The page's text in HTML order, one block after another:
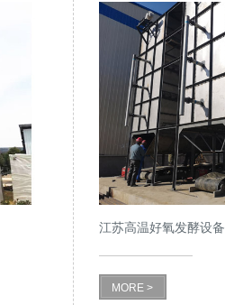
江苏高温好氧发酵设备
MORE >